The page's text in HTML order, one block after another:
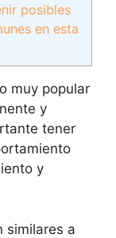
posibles
en esta
muy popular
y
tener
y
similares a